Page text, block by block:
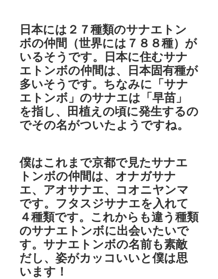
日本には２７種類のサナエトン
ボの仲間（世界には７８８種）が
いるそうです。日本に住むサナ
エトンボの仲間は、日本固有種が
多いそうです。ちなみに「サナ
エトンボ」のサナエは「早苗」
を指し、田植えの頃に発生するの
でその名がついたようですね。
僕はこれまで京都で見たサナエ
トンボの仲間は、オナガサナ
エ、アオサナエ、コオニヤンマ
です。フタスジサナエを入れて
４種類です。これからも違う種類
のサナエトンボに出会いたいで
す。サナエトンボの名前も素敵
だし、姿がカッコいいと僕は思
います！